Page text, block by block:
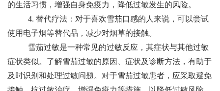
的生活习惯，增强自身免疫力，降低过敏发生的风险。
4. 替代疗法：对于喜欢雪茄口感的人来说，可以尝试
使用电子烟等替代品，减少对烟草的接触。
雪茄过敏是一种常见的过敏反应，其症状与其他过敏
症状类似。了解雪茄过敏的原因、症状及诊断方法，有助于
及时识别和处理过敏问题。对于雪茄过敏患者，应采取避免